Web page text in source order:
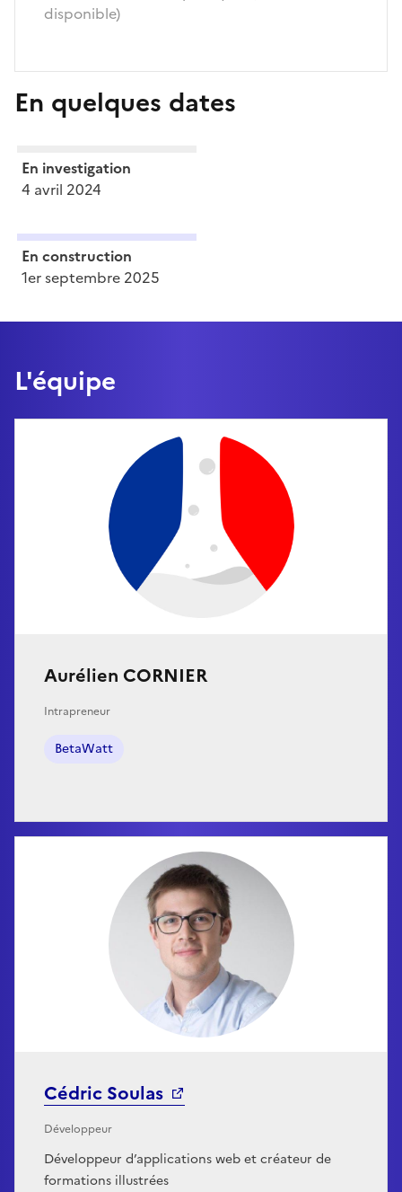
disponible)
En quelques dates
En investigation
4 avril 2024
En construction
1er septembre 2025
L'équipe
Aurélien CORNIER
Intrapreneur
BetaWatt
Cédric Soulas
Développeur
Développeur d’applications web et créateur de
formations illustrées